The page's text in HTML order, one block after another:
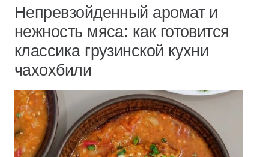
Непревзойденный аромат и
нежность мяса: как готовится
классика грузинской кухни
чахохбили